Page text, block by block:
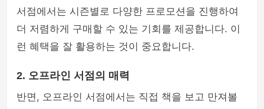
서점에서는 시즌별로 다양한 프로모션을 진행하여
더 저렴하게 구매할 수 있는 기회를 제공합니다. 이
런 혜택을 잘 활용하는 것이 중요합니다.
2. 오프라인 서점의 매력
반면, 오프라인 서점에서는 직접 책을 보고 만져볼